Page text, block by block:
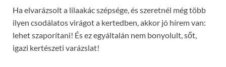
Ha elvarázsolt a lilaakác szépsége, és szeretnél még több
ilyen csodálatos virágot a kertedben, akkor jó hírem van:
lehet szaporítani! És ez egyáltalán nem bonyolult, sőt,
igazi kertészeti varázslat!